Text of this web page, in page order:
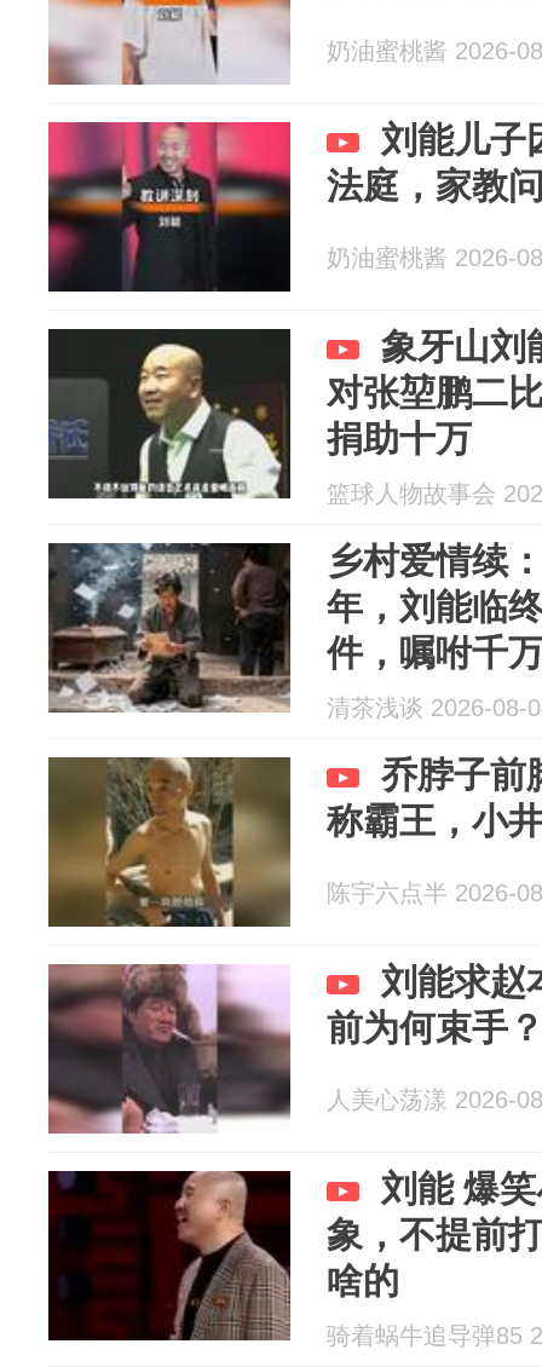
奶油蜜桃酱 2026-
刘能儿子
法庭，家教
奶油蜜桃酱 2026-
象牙山刘
对张堃鹏二
捐助十万
篮球人物故事会
乡村爱情续
年，刘能临
件，嘱咐千
翻出后，看
清茶浅谈 2026-08-
乔脖子前
称霸王，小
陈宇六点半 2026-
刘能求赵
前为何束手
人美心荡漾 2026-
刘能 爆
象，不提前
啥的
骑着蜗牛追导弹85